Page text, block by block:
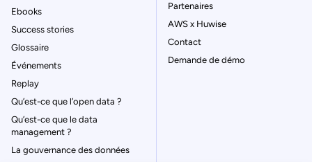
Ebooks
Success stories
Glossaire
Événements
Replay
Qu’est-ce que l’open data ?
Qu’est-ce que le data
management ?
La gouvernance des données
Partenaires
AWS x Huwise
Contact
Demande de démo